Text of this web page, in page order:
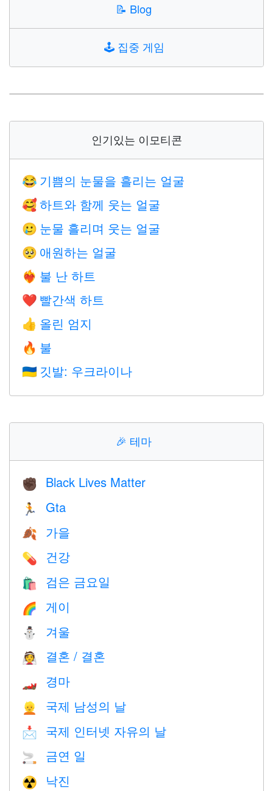
📝 Blog
🕹️ 집중 게임
인기있는 이모티콘
😂 기쁨의 눈물을 흘리는 얼굴
🥰 하트와 함께 웃는 얼굴
🥲 눈물 흘리며 웃는 얼굴
🥺 애원하는 얼굴
❤️‍🔥 불 난 하트
❤️ 빨간색 하트
👍 올린 엄지
🔥 불
🇺🇦 깃발: 우크라이나
🎉 테마
✊🏿 Black Lives Matter
🏃 Gta
🍂 가을
💊 건강
🛍 검은 금요일
🌈 게이
⛄ 겨울
👰 결혼 / 결혼
🏎 경마
👱 국제 남성의 날
📩 국제 인터넷 자유의 날
🚬 금연 일
☢️ 낙진